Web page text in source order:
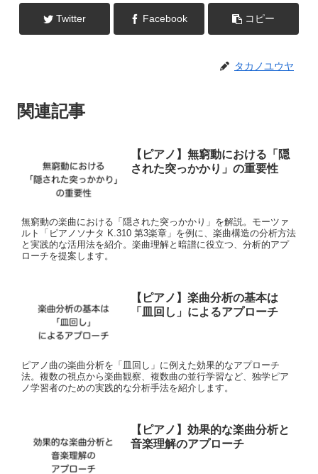
Twitter Facebook コピー
タカノユウヤ
関連記事
【ピアノ】無窮動における「隠
された突っかかり」の重要性
無窮動の楽曲における「隠された突っかかり」を解説。モーツァ
ルト「ピアノソナタ K.310 第3楽章」を例に、楽曲構造の分析方法
と実践的な活用法を紹介。楽曲理解と暗譜に役立つ、分析的アプ
ローチを提案します。
【ピアノ】楽曲分析の基本は
「皿回し」によるアプローチ
ピアノ曲の楽曲分析を「皿回し」に例えた効果的なアプローチ
法。複数の視点から楽曲観察、複数曲の並行学習など、独学ピア
ノ学習者のための実践的な分析手法を紹介します。
【ピアノ】効果的な楽曲分析と
音楽理解のアプローチ